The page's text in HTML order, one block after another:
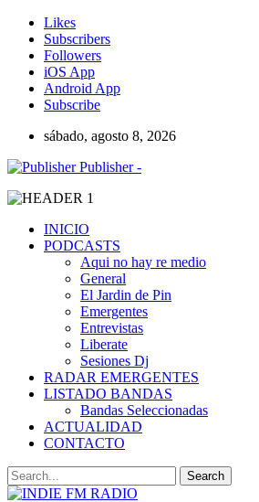
Likes
Subscribers
Followers
iOS App
Android App
Subscribe
sábado, agosto 8, 2026
Publisher -
INICIO
PODCASTS
Aqui no hay re medio
General
El Jardin de Pin
Emergentes
Entrevistas
Liberate
Sesiones Dj
RADAR EMERGENTES
LISTADO BANDAS
Bandas Seleccionadas
ACTUALIDAD
CONTACTO